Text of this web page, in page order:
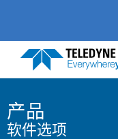
产品
软件选项